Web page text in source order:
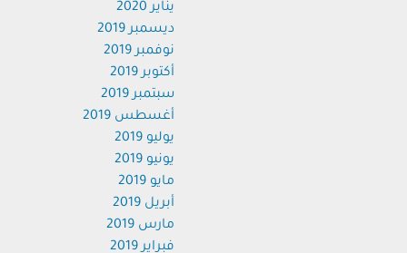
يناير 2020
ديسمبر 2019
نوفمبر 2019
أكتوبر 2019
سبتمبر 2019
أغسطس 2019
يوليو 2019
يونيو 2019
مايو 2019
أبريل 2019
مارس 2019
فبراير 2019